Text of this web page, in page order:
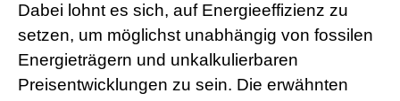
Dabei lohnt es sich, auf Energieeffizienz zu
setzen, um möglichst unabhängig von fossilen
Energieträgern und unkalkulierbaren
Preisentwicklungen zu sein. Die erwähnten